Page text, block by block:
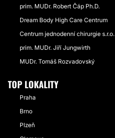
prim. MUDr. Robert Čáp Ph.D.
Dream Body High Care Centrum
Centrum jednodenní chirurgie s.r.o.
prim. MUDr. Jiří Jungwirth
MUDr. Tomáš Rozvadovský
TOP LOKALITY
Praha
Brno
Plzeň